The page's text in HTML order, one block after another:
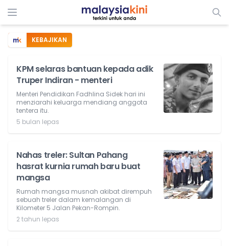
KEBAJIKAN
KPM selaras bantuan kepada adik
Truper Indiran - menteri
Menteri Pendidikan Fadhlina Sidek hari ini
menziarahi keluarga mendiang anggota
tentera itu.
5 bulan lepas
Nahas treler: Sultan Pahang
hasrat kurnia rumah baru buat
mangsa
Rumah mangsa musnah akibat dirempuh
sebuah treler dalam kemalangan di
Kilometer 5 Jalan Pekan-Rompin.
2 tahun lepas